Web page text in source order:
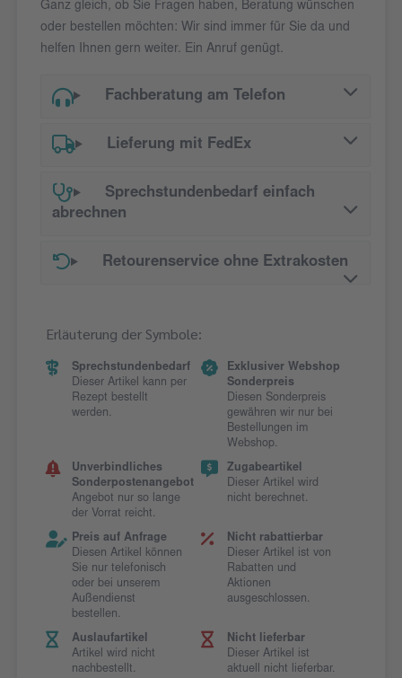
Ganz gleich, ob Sie Fragen haben, Beratung wünschen
oder bestellen möchten: Wir sind immer für Sie da und
helfen Ihnen gern weiter. Ein Anruf genügt.
Fachberatung am Telefon
Lieferung mit FedEx
Sprechstundenbedarf einfach
abrechnen
Retourenservice ohne Extrakosten
Erläuterung der Symbole:
Sprechstundenbedarf
Dieser Artikel kann per
Rezept bestellt
werden.
Exklusiver Webshop
Sonderpreis
Diesen Sonderpreis
gewähren wir nur bei
Bestellungen im
Webshop.
Unverbindliches
Sonderpostenangebot
Angebot nur so lange
der Vorrat reicht.
Zugabeartikel
Dieser Artikel wird
nicht berechnet.
Preis auf Anfrage
Diesen Artikel können
Sie nur telefonisch
oder bei unserem
Außendienst
bestellen.
Nicht rabattierbar
Dieser Artikel ist von
Rabatten und
Aktionen
ausgeschlossen.
Auslaufartikel
Artikel wird nicht
nachbestellt.
Nicht lieferbar
Dieser Artikel ist
aktuell nicht lieferbar.